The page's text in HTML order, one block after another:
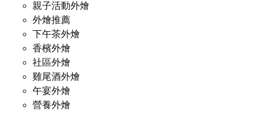
親子活動外燴
外燴推薦
下午茶外燴
香檳外燴
社區外燴
雞尾酒外燴
午宴外燴
營養外燴